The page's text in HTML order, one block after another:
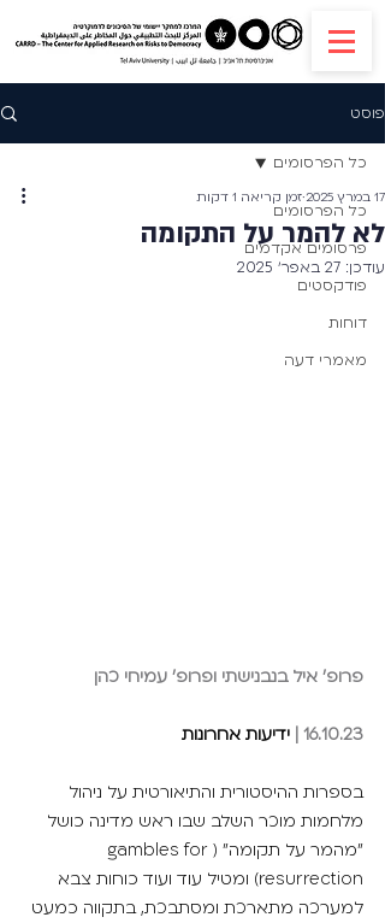
פוסט
כל הפרסומים
פרסומים אקדמים
פודקסטים
דוחות
מאמרי דעה
כל הפרסומים
לא להמר על התקומה
17 במרץ 2025 זמן קריאה 1 דקות
עודכן: 27 באפר׳ 2025
פרופ' איל בנבנישתי ופרופ' עמיחי כהן
16.10.23 | ידיעות אחרונות
בספרות ההיסטורית והתיאורטית על ניהול
מלחמות מוכר השלב שבו ראש מדינה כושל
"מהמר על תקומה" (gambles for
resurrection) ומטיל עוד ועוד כוחות צבא
למערכה מתארכת ומסתבכת, בתקווה כמעט